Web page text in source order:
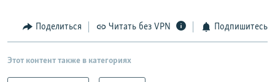
Поделиться Читать без VPN Подпишитесь
Этот контент также в категориях